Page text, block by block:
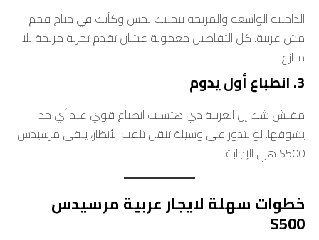
الداخلية الواسعة والمريحة بتخليك تحس وكأنك في جناح فخم
مش عربية. كل التفاصيل معمولة عشان تقدم تجربة مريحة بلا
منازع.
3. انطباع أول يدوم
مفيش شك إن العربية دي هتسيب انطباع قوي عند أي حد
يشوفها. لو بتدور على وسيلة تنقل تلفت الأنظار، يبقى مرسيدس
S500 هي الإجابة.
خطوات سهلة لايجار عربية مرسيدس
S500